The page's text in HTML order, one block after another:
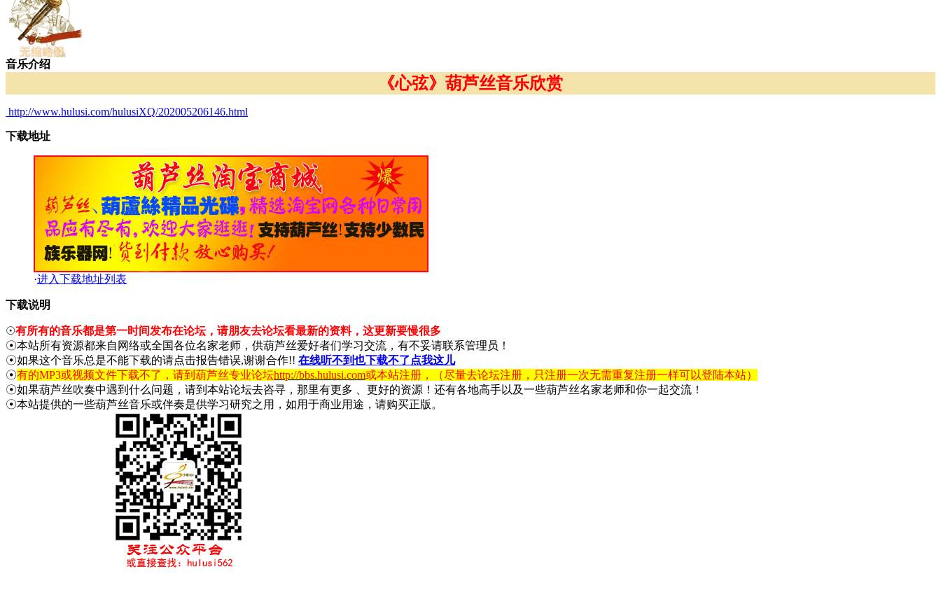
音乐介绍
《心弦》葫芦丝音乐欣赏
http://www.hulusi.com/hulusiXQ/202005206146.html
下载地址
·进入下载地址列表
下载说明
☉有所有的音乐都是第一时间发布在论坛，请朋友去论坛看最新的资料，这更新要慢很多
☉本站所有资源都来自网络或全国各位名家老师，供葫芦丝爱好者们学习交流，有不妥请联系管理员！
☉如果这个音乐总是不能下载的请点击报告错误,谢谢合作!! 在线听不到也下载不了点我这儿
☉有的MP3或视频文件下载不了，请到葫芦丝专业论坛http://bbs.hulusi.com或本站注册，（尽量去论坛注册，只注册一次无需重复注册一样可以登陆本站）
☉如果葫芦丝吹奏中遇到什么问题，请到本站论坛去咨寻，那里有更多 、更好的资源！还有各地高手以及一些葫芦丝名家老师和你一起交流！
☉本站提供的一些葫芦丝音乐或伴奏是供学习研究之用，如用于商业用途，请购买正版。